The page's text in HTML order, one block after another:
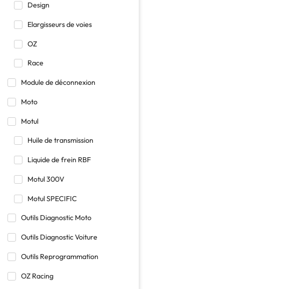
Design
Elargisseurs de voies
OZ
Race
Module de déconnexion
Moto
Motul
Huile de transmission
Liquide de frein RBF
Motul 300V
Motul SPECIFIC
Outils Diagnostic Moto
Outils Diagnostic Voiture
Outils Reprogrammation
OZ Racing